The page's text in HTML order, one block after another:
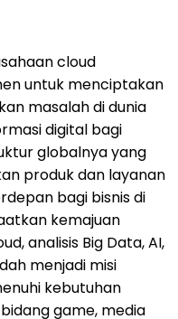
cloud
untuk menciptakan
masalah di dunia
digital bagi
globalnya yang
produk dan layanan
bagi bisnis di
kemajuan
analisis Big Data, AI,
menjadi misi
kebutuhan
game, media